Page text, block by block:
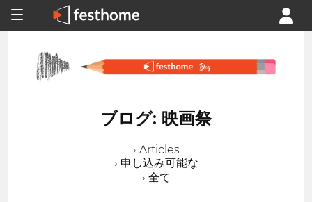
ブログ: 映画祭
› Articles
› 申し込み可能な
› 全て